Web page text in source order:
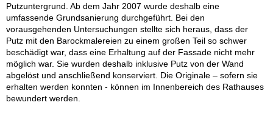
Putzuntergrund. Ab dem Jahr 2007 wurde deshalb eine
umfassende Grundsanierung durchgeführt. Bei den
vorausgehenden Untersuchungen stellte sich heraus, dass der
Putz mit den Barockmalereien zu einem großen Teil so schwer
beschädigt war, dass eine Erhaltung auf der Fassade nicht mehr
möglich war. Sie wurden deshalb inklusive Putz von der Wand
abgelöst und anschließend konserviert. Die Originale – sofern sie
erhalten werden konnten - können im Innenbereich des Rathauses
bewundert werden.